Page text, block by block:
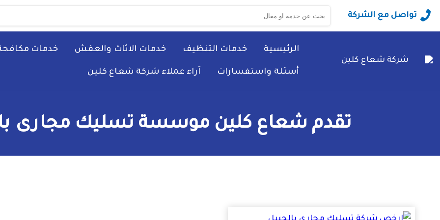
تواصل مع الشركة
البحث
عن:
الرئيسية خدمات التنظيف خدمات الاثاث والعفش خدمات
أسئلة واستفسارات آراء عملاء شركة شعاع كلين
تقدم شعاع كلين موسسة تسليك مجارى